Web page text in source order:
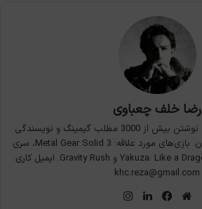
رضا خلف چعباوی
به نام خدا - سلام، سابقه‌ی نوشتن بیش از 3000 مطلب گیمینگ و نویسندگی
در بزرگ‌ترین سایت‌های ایران. بازی‌های مورد علاقه: Metal Gear Solid 3، سری
Devil May Cry، فرنچایز Yakuza: Like a Dragon و Gravity Rush. ایمیل کاری:
khc.reza@gmail.com
وبسایت
فیس
لینکدین